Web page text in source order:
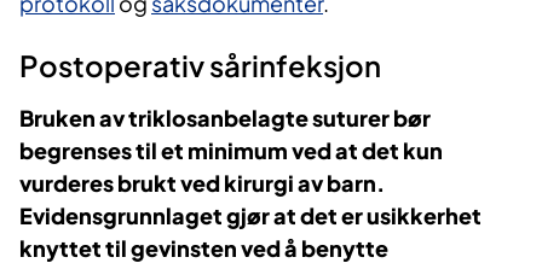
Postoperativ sårinfeksjon
Bruken av triklosanbelagte suturer bør
begrenses til et minimum ved at det kun
vurderes brukt ved kirurgi av barn.
Evidensgrunnlaget gjør at det er usikkerhet
knyttet til gevinsten ved å benytte